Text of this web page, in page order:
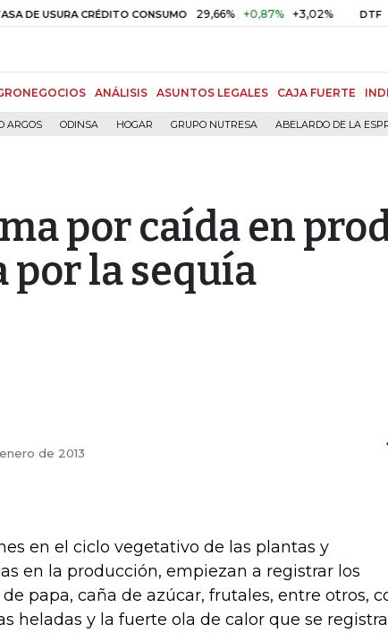
CRÉDITO CONSUMO 29,66% +0,87% +3,02% DTF 10,34%
ANÁLISIS ASUNTOS LEGALES CAJA FUERTE
ARGOS ODINSA HOGAR GRUPO NUTRESA ABELARDO DE LA
por caída en
por la sequía
de 2013
en el ciclo vegetativo de las plantas y
en la producción, empiezan a registrar los
papa, caña de azúcar, frutales, entre otros,
heladas y la fuerte ola de calor que se